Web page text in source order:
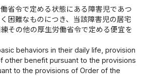
省令で定める状態にある障害児であつ
困難なものにつき、当該障害児の居宅
その他の厚生労働省令で定める便宜を
behaviors in their daily life, provision
other benefit pursuant to the provisions
to the provisions of Order of the